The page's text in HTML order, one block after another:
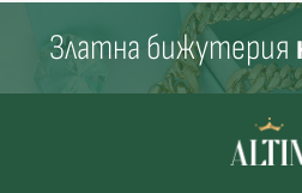
Златна бижутерия